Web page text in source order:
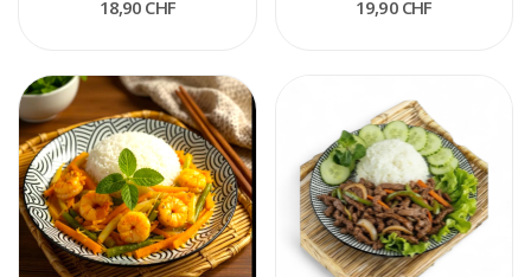
18,90 CHF 19,90 CHF